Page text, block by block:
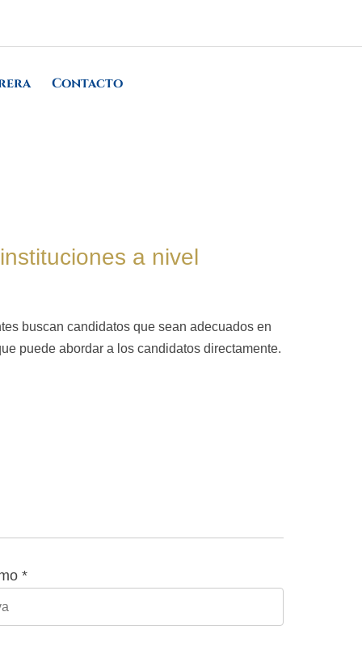
Contacto
a nivel
buscan candidatos que sean adecuados en
puede abordar a los candidatos directamente.
*